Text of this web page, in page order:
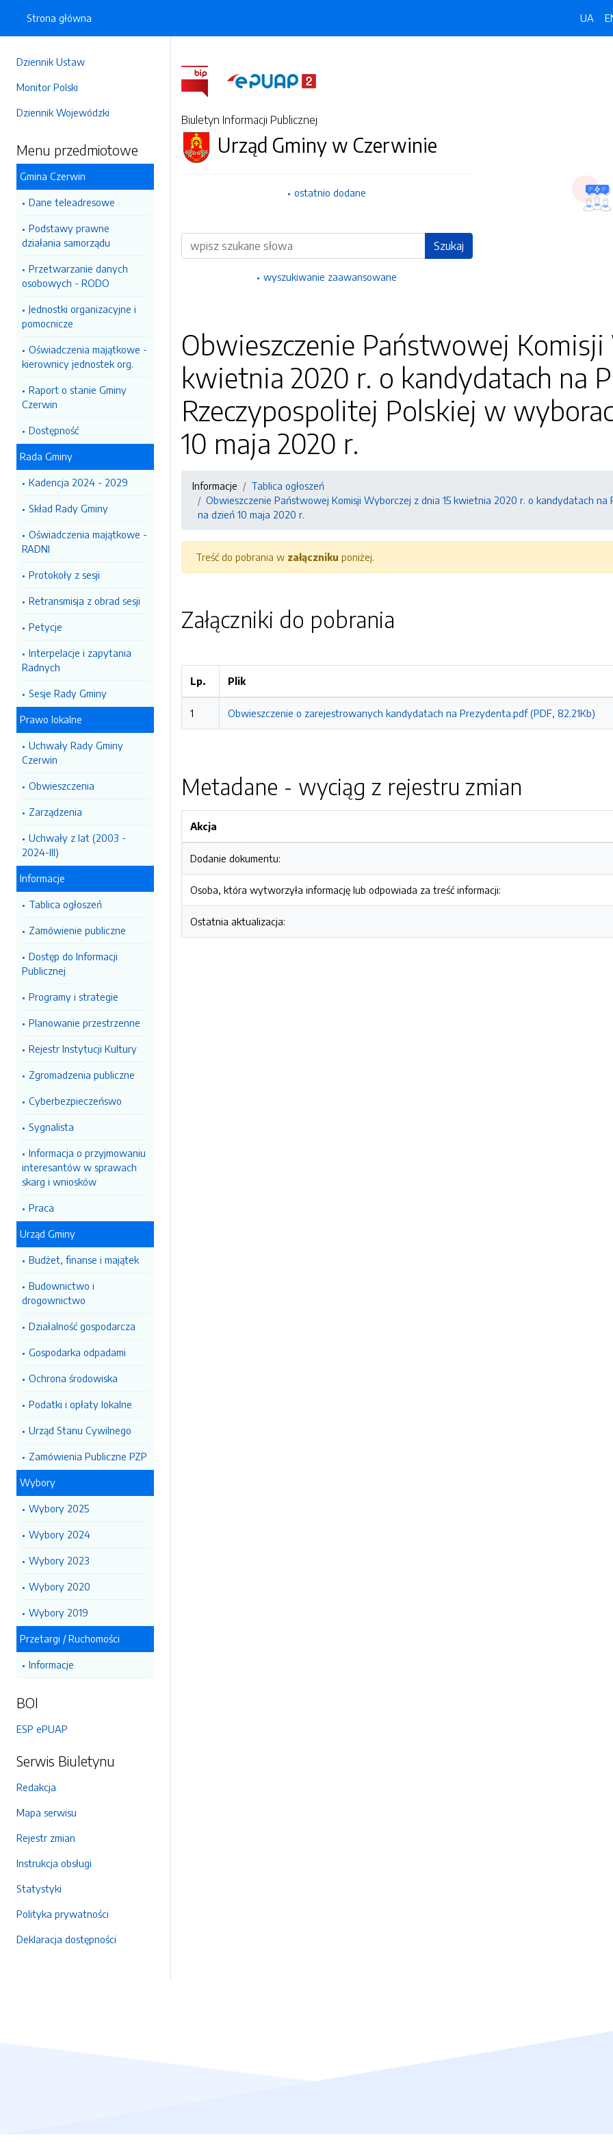
Dziennik Ustaw
Monitor Polski
Dziennik Wojewódzki
Menu przedmiotowe
Gmina Czerwin
Dane teleadresowe
Podstawy prawne
działania samorządu
Przetwarzanie danych
osobowych - RODO
Jednostki organizacyjne i
pomocnicze
Oświadczenia majątkowe -
kierownicy jednostek org.
Raport o stanie Gminy
Czerwin
Dostępność
Rada Gminy
Kadencja 2024 - 2029
Skład Rady Gminy
Oświadczenia majątkowe -
RADNI
Protokoły z sesji
Retransmisja z obrad sesji
Petycje
Interpelacje i zapytania
Radnych
Sesje Rady Gminy
Prawo lokalne
Uchwały Rady Gminy
Czerwin
Obwieszczenia
Zarządzenia
Uchwały z lat (2003 -
2024-III)
Informacje
Tablica ogłoszeń
Zamówienie publiczne
Dostęp do Informacji
Publicznej
Programy i strategie
Planowanie przestrzenne
Rejestr Instytucji Kultury
Zgromadzenia publiczne
Cyberbezpieczeńswo
Sygnalista
Informacja o przyjmowaniu
interesantów w sprawach
skarg i wniosków
Praca
Urząd Gminy
Budżet, finanse i majątek
Budownictwo i
drogownictwo
Działalność gospodarcza
Gospodarka odpadami
Ochrona środowiska
Podatki i opłaty lokalne
Urząd Stanu Cywilnego
Zamówienia Publiczne PZP
Wybory
Wybory 2025
Wybory 2024
Wybory 2023
Wybory 2020
Wybory 2019
Przetargi / Ruchomości
Informacje
BOI
ESP ePUAP
Serwis Biuletynu
Redakcja
Mapa serwisu
Rejestr zmian
Instrukcja obsługi
Statystyki
Polityka prywatności
Deklaracja dostępności
Strona główna UA
Biuletyn Informacji Publicznej
Urząd Gminy w Czerwinie
ostatnio dodane
Wyszukiwarka Szukaj
wyszukiwanie zaawansowane
Obwieszczenie Państwowej Komisji
kwietnia 2020 r. o kandydatach na
Rzeczypospolitej Polskiej w
10 maja 2020 r.
Informacje
Tablica ogłoszeń
Obwieszczenie Państwowej Komisji Wyborczej z dnia 15 kwietnia 2020 r. o kandydatach
na dzień 10 maja 2020 r.
Treść do pobrania w załączniku poniżej.
Załączniki do pobrania
Lp. Plik
1 Obwieszczenie o zarejestrowanych kandydatach na Prezydenta.pdf (PDF, 82.21Kb)
Metadane - wyciąg z rejestru zmian
Akcja
Dodanie dokumentu:
Osoba, która wytworzyła informację lub odpowiada za treść informacji:
Ostatnia aktualizacja: